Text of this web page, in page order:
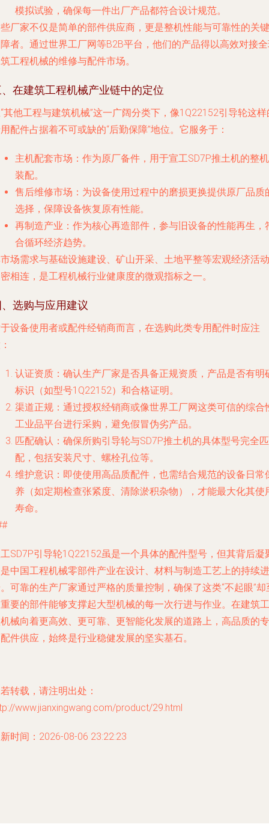
模拟试验，确保每一件出厂产品都符合设计规范。
厂家不仅是简单的部件供应商，更是整机性能与可靠性的关键
者。通过世界工厂网等B2B平台，他们的产品得以高效对接
工程机械的维修与配件市场。
在建筑工程机械产业链中的定位
其他工程与建筑机械”这一广阔分类下，像1Q22152引导轮这样
配件占据着不可或缺的“后勤保障”地位。它服务于：
主机配套市场 ：作为原厂备件，用于宣工SD7P推土机的整机
装配。
售后维修市场 ：为设备使用过程中的磨损更换提供原厂品质
选择，保障设备恢复原有性能。
再制造产业 ：作为核心再造部件，参与旧设备的性能再生，
合循环经济趋势。
场需求与基础设施建设、矿山开采、土地平整等宏观经济活动
相连，是工程机械行业健康度的微观指标之一。
选购与应用建议
设备使用者或配件经销商而言，在选购此类专用配件时应注
认证资质 ：确认生产厂家是否具备正规资质，产品是否有明
标识（如型号1Q22152）和合格证明。
渠道正规 ：通过授权经销商或像世界工厂网这类可信的综合
工业品平台进行采购，避免假冒伪劣产品。
匹配确认 ：确保所购引导轮与SD7P推土机的具体型号完全匹
配，包括安装尺寸、螺栓孔位等。
维护意识 ：即使使用高品质配件，也需结合规范的设备日常
养（如定期检查张紧度、清除淤积杂物），才能最大化其使
寿命。
SD7P引导轮1Q22152虽是一个具体的配件型号，但其背后凝
中国工程机械零部件产业在设计、材料与制造工艺上的持续进
可靠的生产厂家通过严格的质量控制，确保了这类“不起眼”却
要的部件能够支撑起大型机械的每一次行进与作业。在建筑工
械向着更高效、更可靠、更智能化发展的道路上，高品质的专
件供应，始终是行业稳健发展的坚实基石。
转载，请注明出处：
www.jianxingwang.com/product/29.html
时间：2026-08-06 23:22:23